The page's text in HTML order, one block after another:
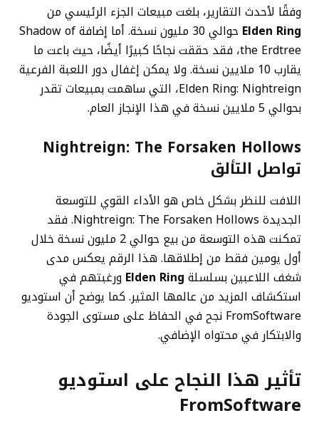
وفقًا لأحدث التقارير، بلغت مبيعات الجزء الرئيسي من
Elden Ring
حوالي 30 مليون نسخة. أما إضافة Shadow of
the Erdtree، فقد حققت نجاحًا كبيرًا أيضًا، حيث باعت ما
يقارب 10 ملايين نسخة. ولا يمكن إغفال دور اللعبة الفرعية
Elden Ring: Nightreign، التي ساهمت بمبيعات تقدر
بحوالي 5 ملايين نسخة في هذا الإنجاز العام.
Nightreign: The Forsaken Hollows
تواصل التألق
اللافت للنظر بشكل خاص هو الأداء القوي للتوسعة
الجديدة Nightreign: The Forsaken Hollows. فقد
تمكنت هذه التوسعة من بيع حوالي 2 مليون نسخة خلال
أول يومين فقط من إطلاقها. هذا الرقم يعكس مدى
شغف اللاعبين بسلسلة Elden Ring ورغبتهم في
استكشاف المزيد من عالمها المثير. كما يوضح أن استوديو
FromSoftware نجح في الحفاظ على مستوى الجودة
والابتكار في محتواه الإضافي.
تأثير هذا النجاح على استوديو
FromSoftware